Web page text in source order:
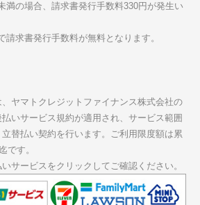
満の場合、請求書発行手数料330円が発生い
請求書発行手数料が無料となります。
ヤマトクレジットファイナンス株式会社の
いサービス規約が適用され、サービス範囲
替払い契約を行います。ご利用限度額は累
です。
サービスをクリックしてご確認ください。